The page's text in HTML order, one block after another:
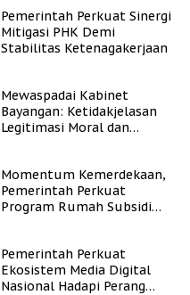
Pemerintah Perkuat Sinergi
Mitigasi PHK Demi
Stabilitas Ketenagakerjaan
Mewaspadai Kabinet
Bayangan: Ketidakjelasan
Legitimasi Moral dan
Momentum Kemerdekaan,
Pemerintah Perkuat
Program Rumah Subsidi
Pemerintah Perkuat
Ekosistem Media Digital
Nasional Hadapi Perang